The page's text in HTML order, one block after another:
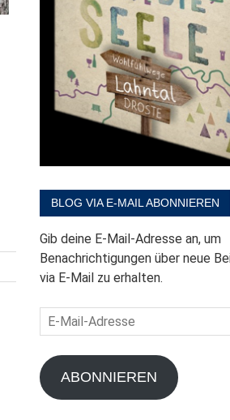
BLOG VIA E-MAIL ABONNIEREN
Gib deine E-Mail-Adresse an, um
Benachrichtigungen über neue
via E-Mail zu erhalten.
E-
Mail-
Adresse
ABONNIEREN